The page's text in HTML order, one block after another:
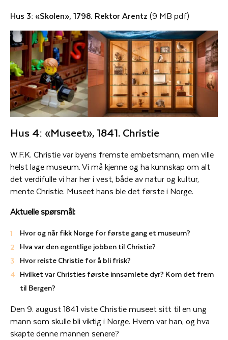
Hus 3: «Skolen», 1798. Rektor Arentz (9 MB pdf)
Hus 4: «Museet», 1841. Christie
W.F.K. Christie var byens fremste embetsmann, men ville
helst lage museum. Vi må kjenne og ha kunnskap om alt
det verdifulle vi har her i vest, både av natur og kultur,
mente Christie. Museet hans ble det første i Norge.
Aktuelle spørsmål:
Hvor og når fikk Norge for første gang et museum?
Hva var den egentlige jobben til Christie?
Hvor reiste Christie for å bli frisk?
Hvilket var Christies første innsamlete dyr? Kom det frem
til Bergen?
Den 9. august 1841 viste Christie museet sitt til en ung
mann som skulle bli viktig i Norge. Hvem var han, og hva
skapte denne mannen senere?